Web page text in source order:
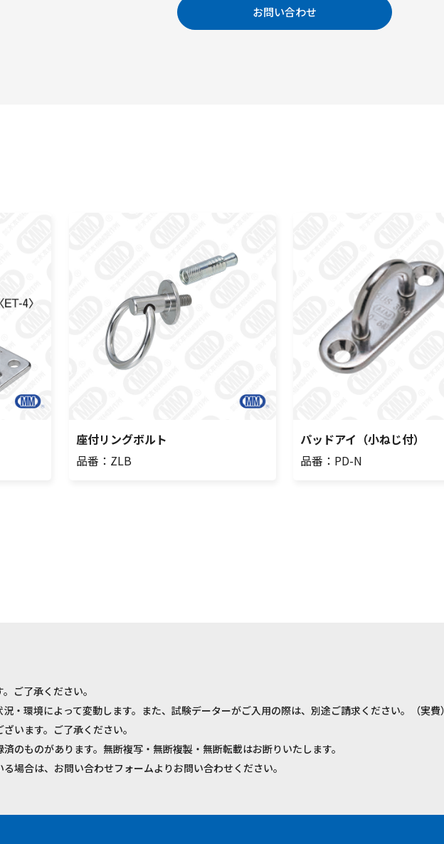
お問い合わせ
座付リングボルト
品番：ZLB
パッドアイ（小ねじ付）
品番：PD-N
ご了承ください。
・環境によって変動します。また、試験データーがご入用の際は、別途ご請求ください。（実費
います。ご了承ください。
のものがあります。無断複写・無断複製・無断転載はお断りいたします。
場合は、お問い合わせフォームよりお問い合わせください。